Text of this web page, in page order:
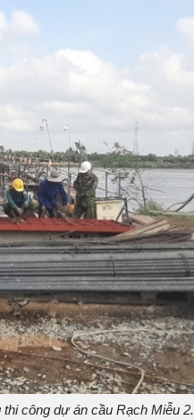
công dự án cầu Rạch Miễu 2.